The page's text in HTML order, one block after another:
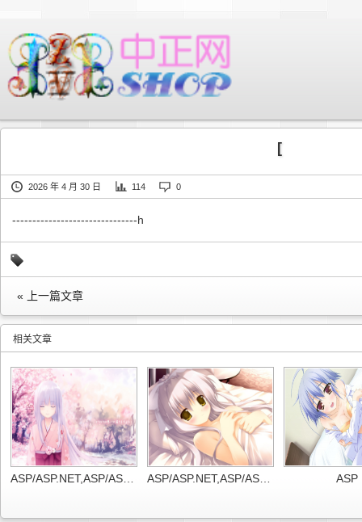
[
2026 年 4 月 30 日 114 0
-------------------------------һ
« 上一篇文章
相关文章
ASP